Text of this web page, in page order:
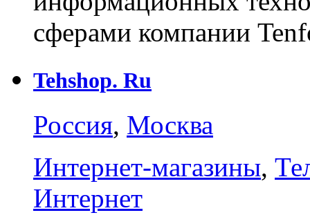
сферами компании
Tehshop. Ru
Россия, Москва
Интернет-магазины,
Интернет